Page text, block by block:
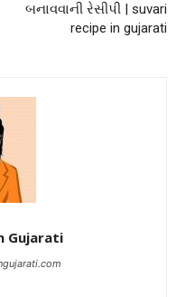
બનાવવાની રેસીપી | suvari
recipe in gujarati
Gujarati